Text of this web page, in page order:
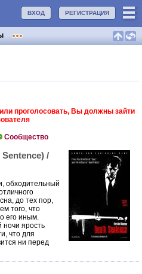
РЕГИСТРАЦИЯ
ВХОД
проголосовать, Вы должны зайти
Сообщество
/
обходительный
до тех пор,
того, что
его иным.
ночи ярость
что для
ни перед